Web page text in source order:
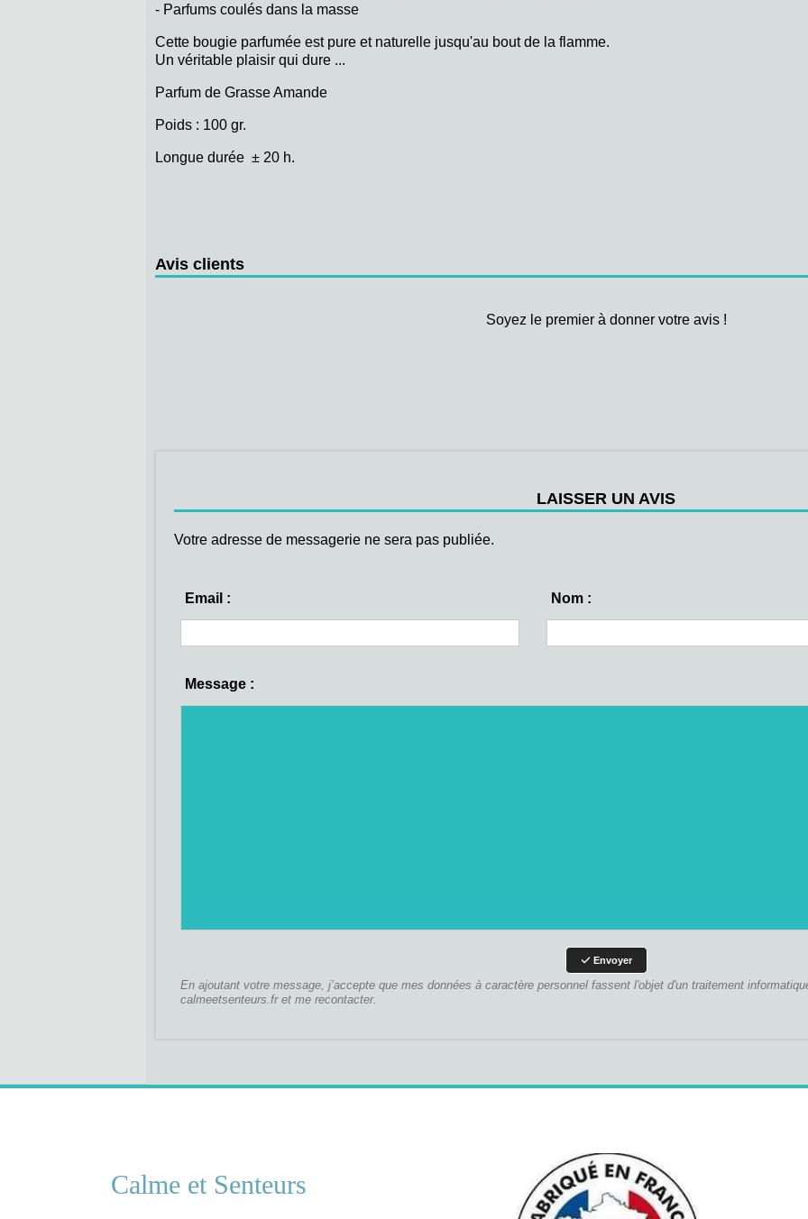
- Parfums coulés dans la masse
Cette bougie parfumée est pure et naturelle jusqu'au bout de la flamme.
Un véritable plaisir qui dure ...
Parfum de Grasse Amande
Poids : 100 gr.
Longue durée ± 20 h.
Avis clients
Soyez le premier à donner votre avis !
LAISSER UN AVIS
Votre adresse de messagerie ne sera pas publiée.
Email : Nom :
Message :
Envoyer
En ajoutant votre message, j’accepte que mes données à caractère personnel fassent l'objet d'un traitement
calmeetsenteurs.fr et me recontacter.
Calme et Senteurs